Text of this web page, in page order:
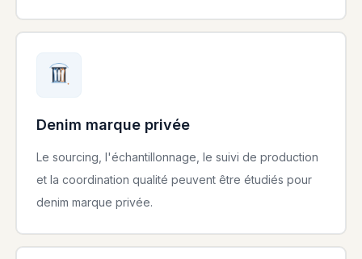
Denim marque privée
Le sourcing, l'échantillonnage, le suivi de production
et la coordination qualité peuvent être étudiés pour
denim marque privée.